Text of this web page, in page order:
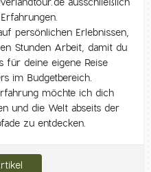
persönlichen Erlebnissen,
Stunden Arbeit, damit du
für deine eigene Reise
im Budgetbereich.
möchte ich dich
und die Welt abseits der
zu entdecken.